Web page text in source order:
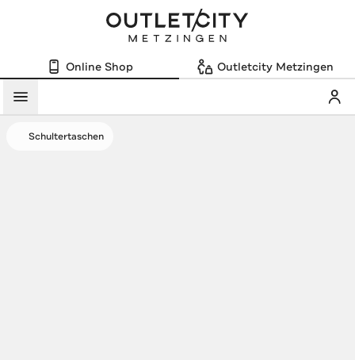
Online Shop Outletcity Metzingen
Menü
Schultertaschen